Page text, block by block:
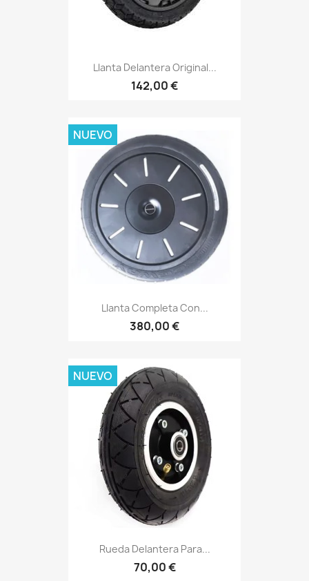
Llanta Delantera Original...
142,00 €
Llanta Completa Con...
380,00 €
NUEVO
Rueda Delantera Para...
70,00 €
NUEVO